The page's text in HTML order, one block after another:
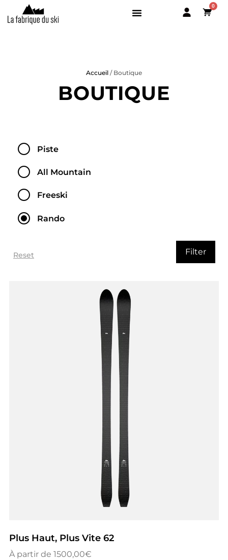
ALL MOUNTAIN
FREESKI
RANDO
0
ALL MOUNTAIN
FREESKI
RANDO
Accueil / Boutique
BOUTIQUE
Piste
All Mountain
Freeski
Rando
Reset Filter
Plus Haut, Plus Vite 62
1500,00€